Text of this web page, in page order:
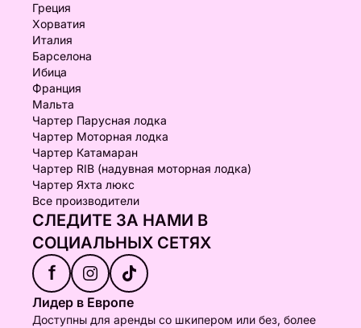
Греция
Хорватия
Италия
Барселона
Ибица
Франция
Мальта
Чартер Парусная лодка
Чартер Моторная лодка
Чартер Катамаран
Чартер RIB (надувная моторная лодка)
Чартер Яхта люкс
Все производители
СЛЕДИТЕ ЗА НАМИ В
СОЦИАЛЬНЫХ СЕТЯХ
f
Лидер в Европе
Доступны для аренды со шкипером или без, более